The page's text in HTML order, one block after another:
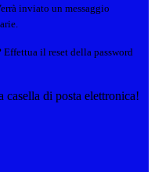
inviato un messaggio
Effettua il reset della password
di posta elettronica!